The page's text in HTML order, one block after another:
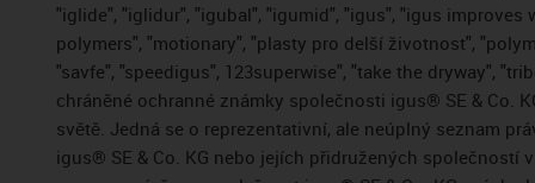
"iglide", "iglidur", "igubal", "igumid", "igus", "igus improves
polymers", "motionary", "plasty pro delší životnost",
"savfe", "speedigus", 123superwise", "take the dryway",
chráněné ochranné známky společnosti igus® SE & Co.
světě. Jedná se o reprezentativní, ale neúplný seznam
igus® SE & Co. KG nebo jejích přidružených společností